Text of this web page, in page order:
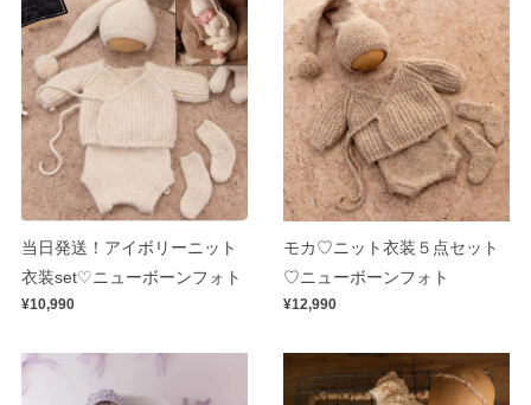
当日発送！アイボリーニット
衣装set♡ニューボーンフォト
¥10,990
モカ♡ニット衣装５点セット
♡ニューボーンフォト
¥12,990